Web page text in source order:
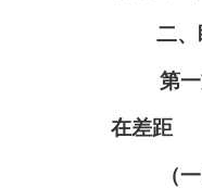
二
第
在差距
（